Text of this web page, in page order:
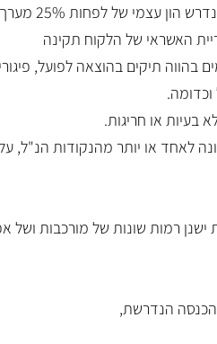
25% מערך הנכס, למעט מחיר למשתכן/ דירה בהנחה.
האשראי של הלקוח תקינה
בהווה תיקים בהוצאה לפועל,
וכדומה.
בעיות או חריגות.
לאחד או יותר מהנקודות הנ"ל,
רמות שונות של מורכבות ושל
הנדרשת,